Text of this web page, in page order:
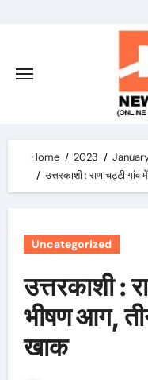
Home 2023
उत्तरकाशी : राणाचट्टी
Uncategorized
उत्तरकाशी :
भीषण आग,
खाक